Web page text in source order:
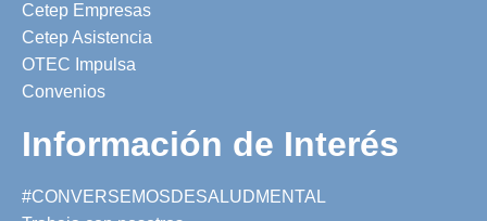
Cetep Empresas
Cetep Asistencia
OTEC Impulsa
Convenios
Información de Interés
#CONVERSEMOSDESALUDMENTAL